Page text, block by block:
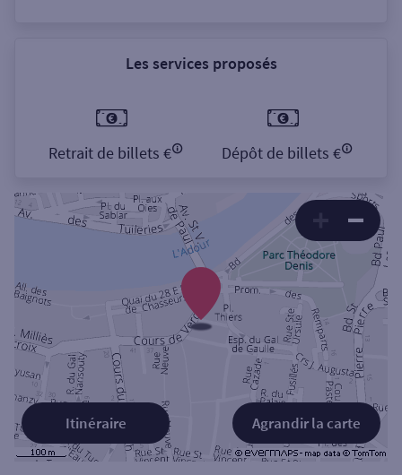
Les services proposés
Retrait de billets € Dépôt de billets €
Agrandir la carte
Itinéraire